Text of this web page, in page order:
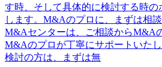
す時、そして具体的に検討する時
します。M&Aのプロに、まずは相
M&Aセンターは、ご相談からM&A
M&Aのプロが丁寧にサポートいた
検討の方は、まずは無